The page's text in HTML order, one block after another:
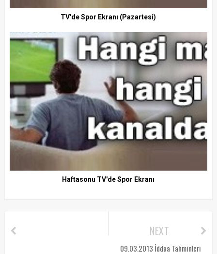
TV'de Spor Ekranı (Pazartesi)
Haftasonu TV'de Spor Ekranı
NEXT
09.03.2013 İddaa Tahminleri